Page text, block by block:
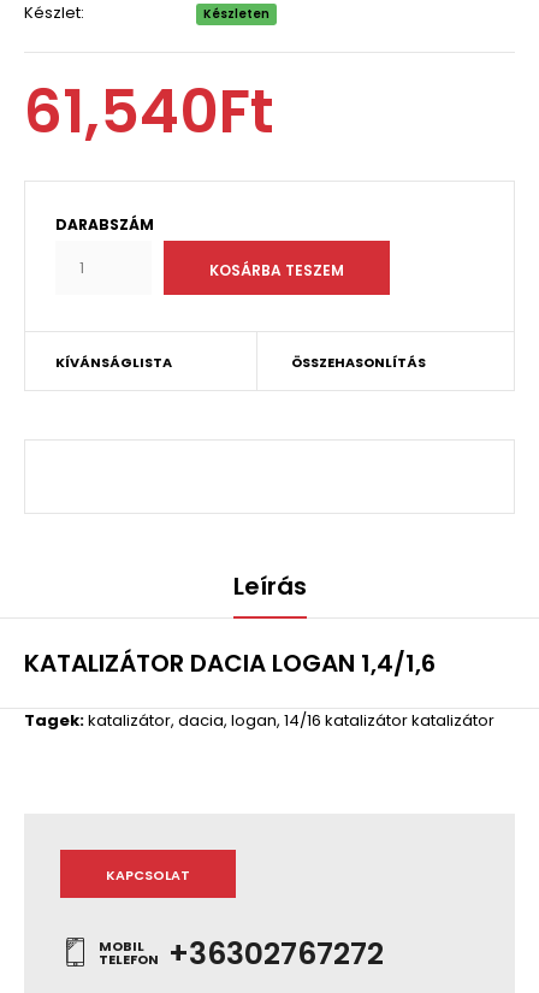
Készlet:
Készleten
61,540Ft
DARABSZÁM
KÍVÁNSÁGLISTA ÖSSZEHASONLÍTÁS
Leírás
KATALIZÁTOR DACIA LOGAN 1,4/1,6
Tagek:katalizátor, dacia, logan, 14/16 katalizátor katalizátor
KAPCSOLAT
MOBIL
TELEFON +36302767272